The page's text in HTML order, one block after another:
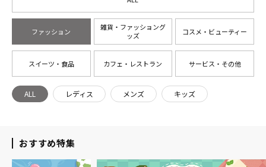
ファッション
雑貨・ファッショング
ッズ
コスメ・ビューティー
スイーツ・食品 カフェ・レストラン サービス・その他
ALL レディス メンズ キッズ
おすすめ特集